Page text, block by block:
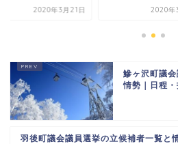
2020年3月21日 2020年
鰺ヶ沢町議
情勢｜日程
羽後町議会議員選挙の立候補者一覧と